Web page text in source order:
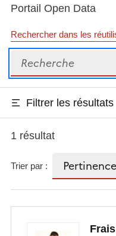
Portail Open Data
Rechercher dans les
Recherche
Filtrer les résultats
1 résultat
Trier par :